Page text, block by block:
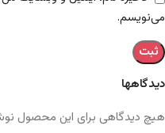
دیدگاهها
هیچ دیدگاهی برای این محصول
می‌نویسم.